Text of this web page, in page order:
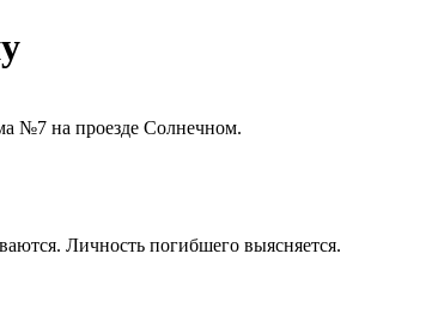
№7 на проезде Солнечном.
Личность погибшего выясняется.